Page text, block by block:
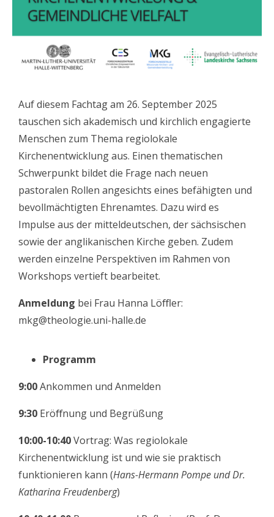
Auf diesem Fachtag am 26. September 2025
tauschen sich akademisch und kirchlich engagierte
Menschen zum Thema regiolokale
Kirchenentwicklung aus. Einen thematischen
Schwerpunkt bildet die Frage nach neuen
pastoralen Rollen angesichts eines befähigten und
bevollmächtigten Ehrenamtes. Dazu wird es
Impulse aus der mitteldeutschen, der sächsischen
sowie der anglikanischen Kirche geben. Zudem
werden einzelne Perspektiven im Rahmen von
Workshops vertieft bearbeitet.
Anmeldung bei Frau Hanna Löﬄer:
mkg@theologie.uni-halle.de
Programm
9:00Ankommen und Anmelden
9:30 Eröﬀnung und Begrüßung
10:00-10:40Vortrag: Was regiolokale
Kirchenentwicklung ist und wie sie praktisch
funktionieren kann (Hans-Hermann Pompe undDr.
Katharina Freudenberg)